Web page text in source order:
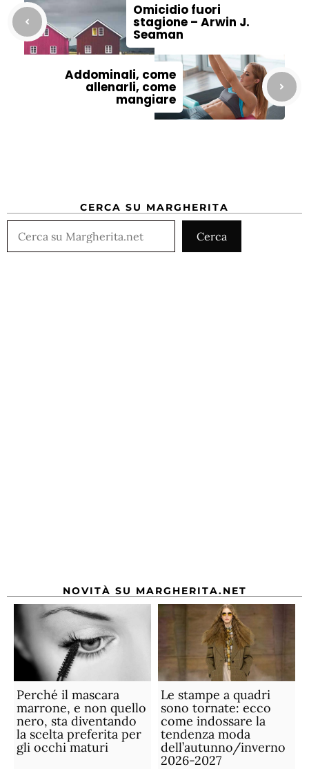
Omicidio fuori
stagione – Arwin J.
Seaman
Addominali, come
allenarli, come
mangiare
CERCA SU MARGHERITA
Cerca
NOVITÀ SU MARGHERITA.NET
Perché il mascara
marrone, e non quello
nero, sta diventando
la scelta preferita per
gli occhi maturi
Le stampe a quadri
sono tornate: ecco
come indossare la
tendenza moda
dell’autunno/inverno
2026-2027